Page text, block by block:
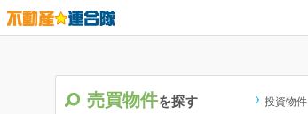
売買物件を探す 投資物件